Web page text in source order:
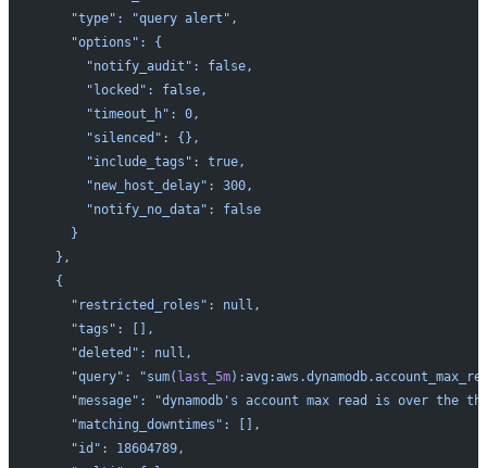
    "type": "query alert",
    "options": {
      "notify_audit": false,
      "locked": false,
      "timeout_h": 0,
      "silenced": {},
      "include_tags": true,
      "new_host_delay": 300,
      "notify_no_data": false
    }
  },
  {
    "restricted_roles": null,
    "tags": [],
    "deleted": null,
    "query": "sum(
last_5m
"message": "dynamodb's account max read is over the
    "matching_downtimes": [],
    "id": 18604789,